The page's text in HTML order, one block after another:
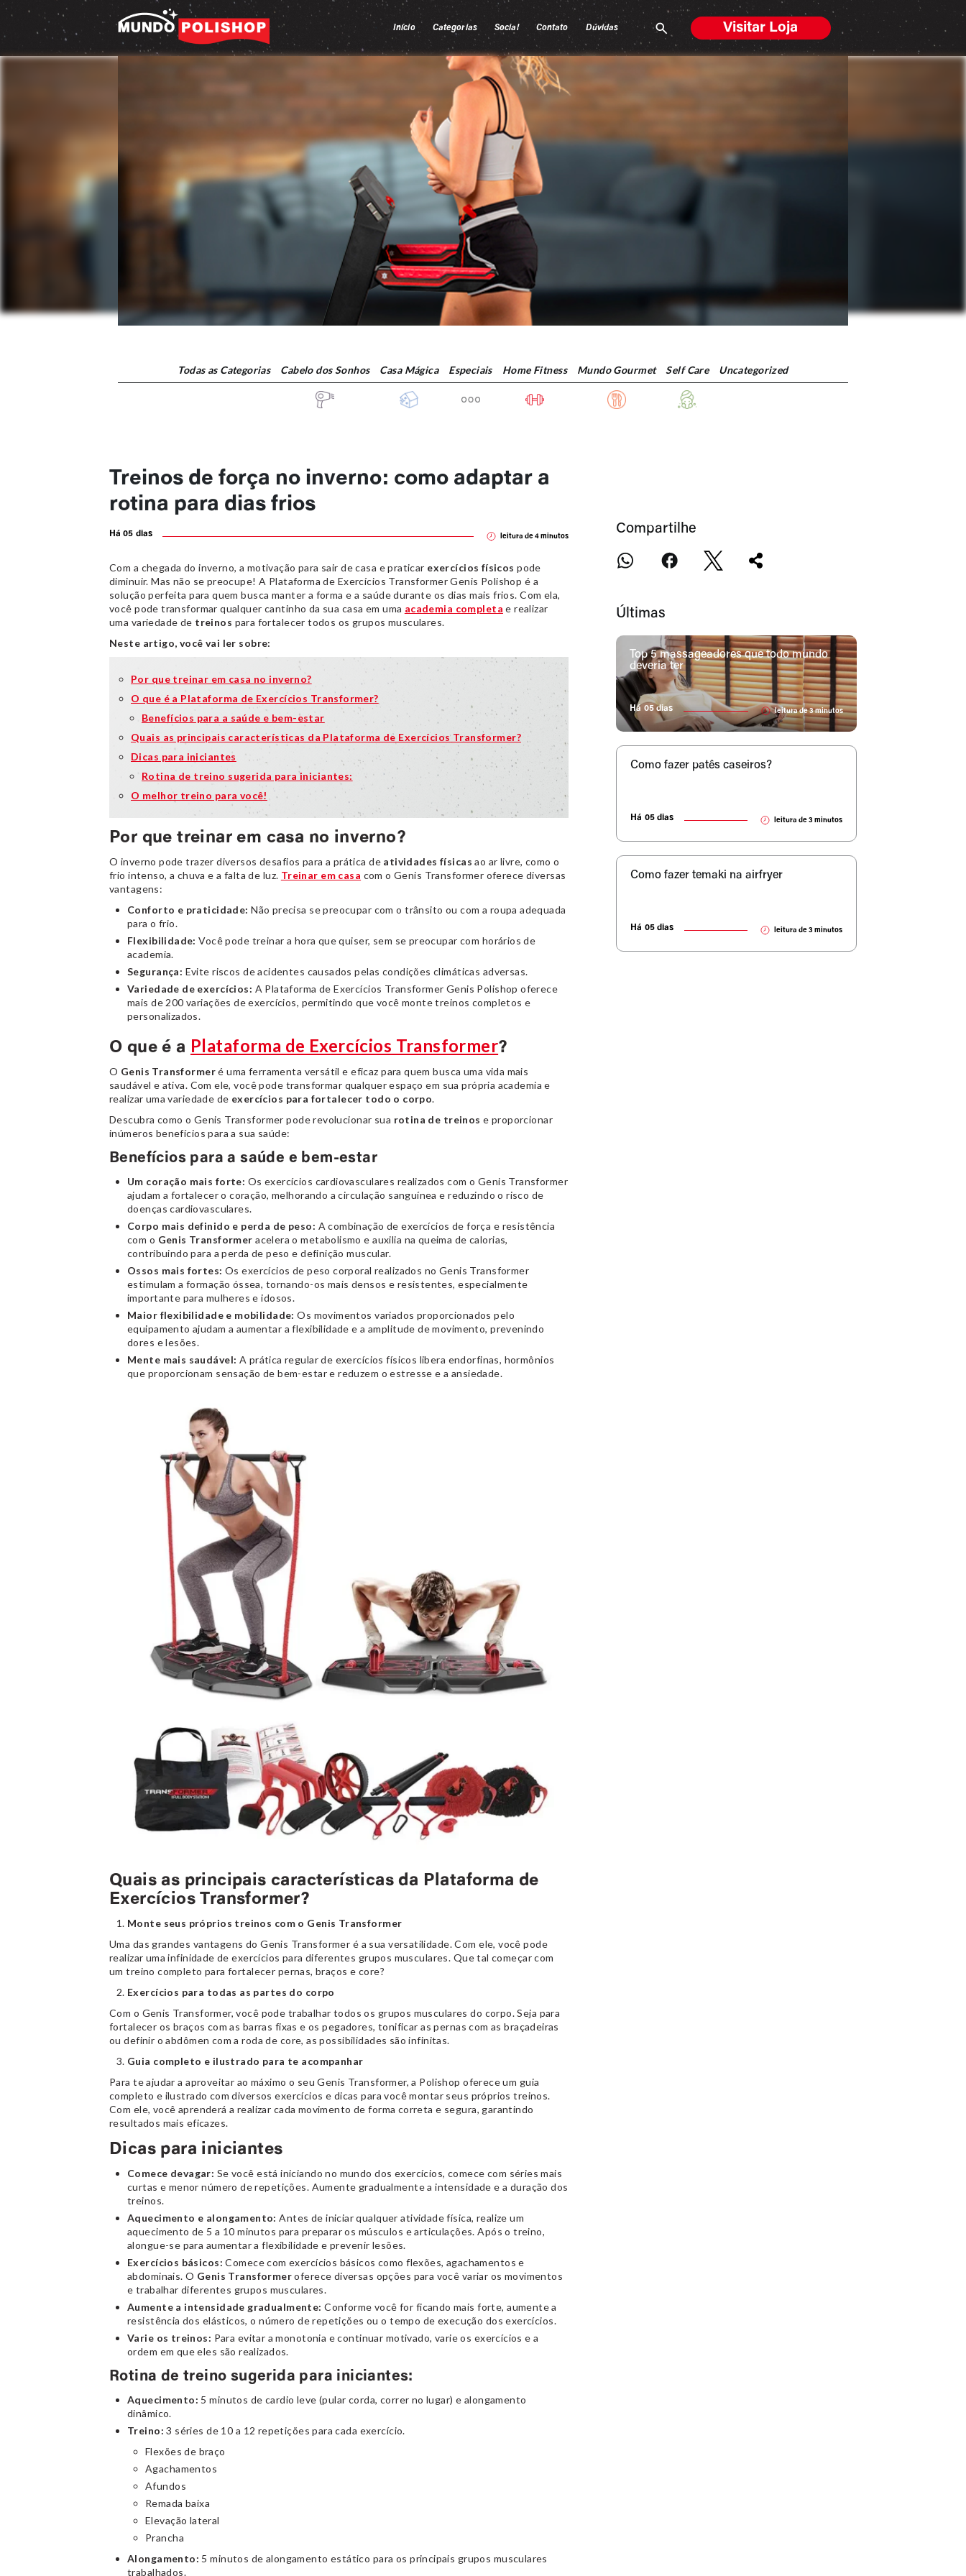
Início Categorias Social Contato Dúvidas Visitar Loja
Todas as Categorias Cabelo dos Sonhos Casa Mágica Especiais Home Fitness Mundo Gourmet Self Care Uncategorized
Treinos de força no inverno: como adaptar a
rotina para dias frios
Há 05 dias leitura de 4 minutos
Com a chegada do inverno, a motivação para sair de casa e praticar exercícios físicos pode
diminuir. Mas não se preocupe! A Plataforma de Exercícios Transformer Genis Polishop é a
solução perfeita para quem busca manter a forma e a saúde durante os dias mais frios. Com ela,
você pode transformar qualquer cantinho da sua casa em uma academia completa e realizar
uma variedade de treinos para fortalecer todos os grupos musculares.
Neste artigo, você vai ler sobre:
Por que treinar em casa no inverno?
O que é a Plataforma de Exercícios Transformer?
Benefícios para a saúde e bem-estar
Quais as principais características da Plataforma de Exercícios Transformer?
Dicas para iniciantes
Rotina de treino sugerida para iniciantes:
O melhor treino para você!
Por que treinar em casa no inverno?
O inverno pode trazer diversos desafios para a prática de atividades físicas ao ar livre, como o
frio intenso, a chuva e a falta de luz. Treinar em casa com o Genis Transformer oferece diversas
vantagens:
Conforto e praticidade: Não precisa se preocupar com o trânsito ou com a roupa adequada
para o frio.
Flexibilidade: Você pode treinar a hora que quiser, sem se preocupar com horários de
academia.
Segurança: Evite riscos de acidentes causados pelas condições climáticas adversas.
Variedade de exercícios: A Plataforma de Exercícios Transformer Genis Polishop oferece
mais de 200 variações de exercícios, permitindo que você monte treinos completos e
personalizados.
O que é a Plataforma de Exercícios Transformer?
O Genis Transformeré uma ferramenta versátil e eficaz para quem busca uma vida mais
saudável e ativa. Com ele, você pode transformar qualquer espaço em sua própria academia e
realizar uma variedade de exercícios para fortalecer todo o corpo.
Descubra como o Genis Transformer pode revolucionar sua rotina de treinos e proporcionar
inúmeros benefícios para a sua saúde:
Benefícios para a saúde e bem-estar
Um coração mais forte: Os exercícios cardiovasculares realizados com o Genis Transformer
ajudam a fortalecer o coração, melhorando a circulação sanguínea e reduzindo o risco de
doenças cardiovasculares.
Corpo mais definido e perda de peso: A combinação de exercícios de força e resistência
com o Genis Transformer acelera o metabolismo e auxilia na queima de calorias,
contribuindo para a perda de peso e definição muscular.
Ossos mais fortes: Os exercícios de peso corporal realizados no Genis Transformer
estimulam a formação óssea, tornando-os mais densos e resistentes, especialmente
importante para mulheres e idosos.
Maior flexibilidade e mobilidade: Os movimentos variados proporcionados pelo
equipamento ajudam a aumentar a flexibilidade e a amplitude de movimento, prevenindo
dores e lesões.
Mente mais saudável: A prática regular de exercícios físicos libera endorfinas, hormônios
que proporcionam sensação de bem-estar e reduzem o estresse e a ansiedade.
Quais as principais características da Plataforma de
Exercícios Transformer?
Monte seus próprios treinos com o Genis Transformer
Uma das grandes vantagens do Genis Transformer é a sua versatilidade. Com ele, você pode
realizar uma infinidade de exercícios para diferentes grupos musculares. Que tal começar com
um treino completo para fortalecer pernas, braços e core?
Exercícios para todas as partes do corpo
Com o Genis Transformer, você pode trabalhar todos os grupos musculares do corpo. Seja para
fortalecer os braços com as barras fixas e os pegadores, tonificar as pernas com as braçadeiras
ou definir o abdômen com a roda de core, as possibilidades são infinitas.
Guia completo e ilustrado para te acompanhar
Para te ajudar a aproveitar ao máximo o seu Genis Transformer, a Polishop oferece um guia
completo e ilustrado com diversos exercícios e dicas para você montar seus próprios treinos.
Com ele, você aprenderá a realizar cada movimento de forma correta e segura, garantindo
resultados mais eficazes.
Dicas para iniciantes
Comece devagar: Se você está iniciando no mundo dos exercícios, comece com séries mais
curtas e menor número de repetições. Aumente gradualmente a intensidade e a duração dos
treinos.
Aquecimento e alongamento: Antes de iniciar qualquer atividade física, realize um
aquecimento de 5 a 10 minutos para preparar os músculos e articulações. Após o treino,
alongue-se para aumentar a flexibilidade e prevenir lesões.
Exercícios básicos: Comece com exercícios básicos como flexões, agachamentos e
abdominais. O Genis Transformeroferece diversas opções para você variar os movimentos
e trabalhar diferentes grupos musculares.
Aumente a intensidade gradualmente: Conforme você for ficando mais forte, aumente a
resistência dos elásticos, o número de repetições ou o tempo de execução dos exercícios.
Varie os treinos: Para evitar a monotonia e continuar motivado, varie os exercícios e a
ordem em que eles são realizados.
Rotina de treino sugerida para iniciantes:
Aquecimento: 5 minutos de cardio leve (pular corda, correr no lugar) e alongamento
dinâmico.
Treino: 3 séries de 10 a 12 repetições para cada exercício.
Flexões de braço
Agachamentos
Afundos
Remada baixa
Elevação lateral
Prancha
Alongamento: 5 minutos de alongamento estático para os principais grupos musculares
trabalhados.
Compartilhe
Últimas
Top 5 massageadores que todo mundo
deveria ter
Há 05 dias leitura de 3 minutos
Como fazer patês caseiros?
Há 05 dias leitura de 3 minutos
Como fazer temaki na airfryer
Há 05 dias leitura de 3 minutos